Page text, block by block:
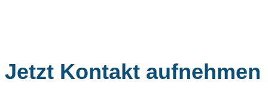
Jetzt Kontakt aufnehmen